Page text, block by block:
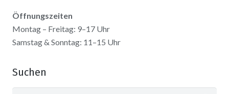
Öffnungszeiten
Montag – Freitag: 9–17 Uhr
Samstag & Sonntag: 11–15 Uhr
Suchen